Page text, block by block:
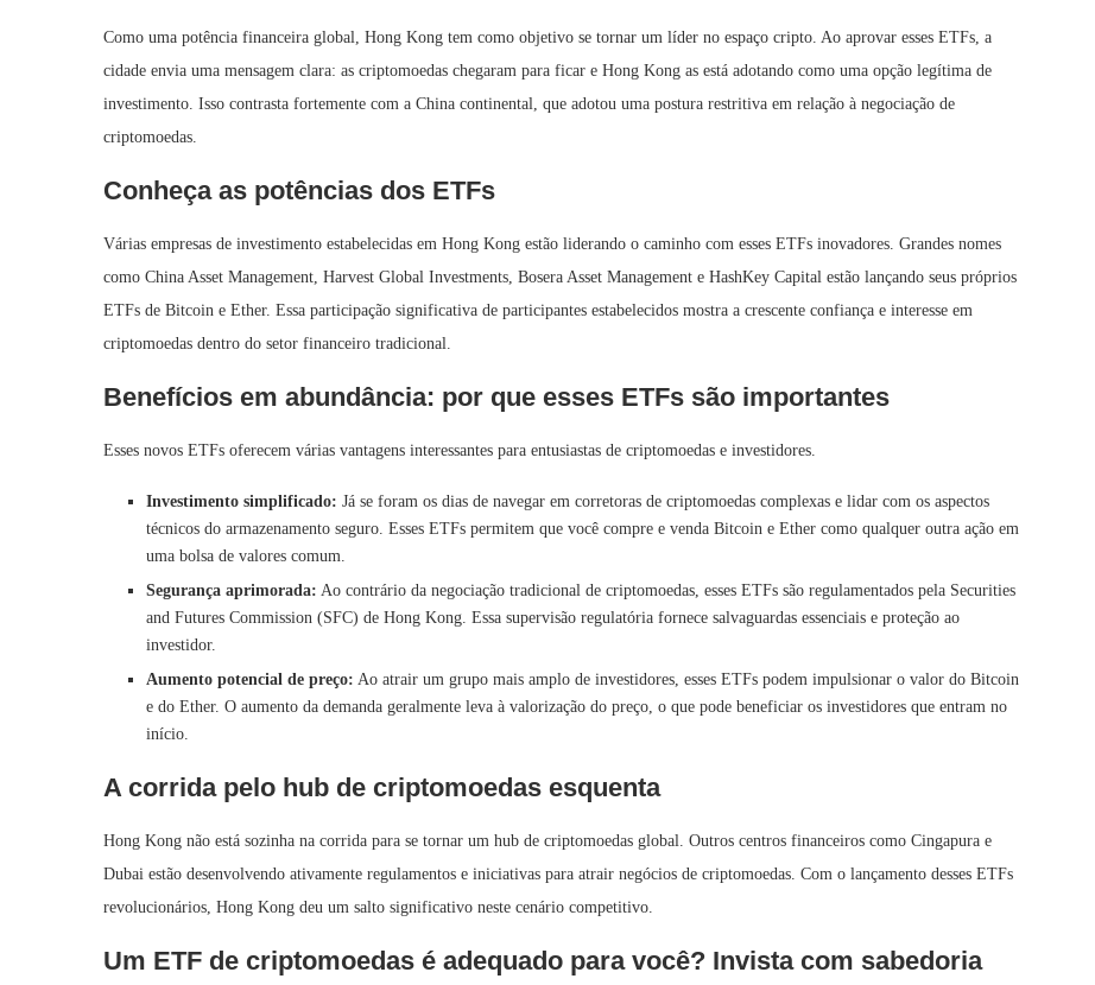
Como uma potência financeira global, Hong Kong tem como objetivo se tornar um líder no espaço cripto. Ao aprovar esses ETFs, a
cidade envia uma mensagem clara: as criptomoedas chegaram para ficar e Hong Kong as está adotando como uma opção legítima de
investimento. Isso contrasta fortemente com a China continental, que adotou uma postura restritiva em relação à negociação de
criptomoedas.
Conheça as potências dos ETFs
Várias empresas de investimento estabelecidas em Hong Kong estão liderando o caminho com esses ETFs inovadores. Grandes nomes
como China Asset Management, Harvest Global Investments, Bosera Asset Management e HashKey Capital estão lançando seus próprios
ETFs de Bitcoin e Ether. Essa participação significativa de participantes estabelecidos mostra a crescente confiança e interesse em
criptomoedas dentro do setor financeiro tradicional.
Benefícios em abundância: por que esses ETFs são importantes
Esses novos ETFs oferecem várias vantagens interessantes para entusiastas de criptomoedas e investidores.
Investimento simplificado: Já se foram os dias de navegar em corretoras de criptomoedas complexas e lidar com os aspectos
técnicos do armazenamento seguro. Esses ETFs permitem que você compre e venda Bitcoin e Ether como qualquer outra ação em
uma bolsa de valores comum.
Segurança aprimorada: Ao contrário da negociação tradicional de criptomoedas, esses ETFs são regulamentados pela Securities
and Futures Commission (SFC) de Hong Kong. Essa supervisão regulatória fornece salvaguardas essenciais e proteção ao
investidor.
Aumento potencial de preço: Ao atrair um grupo mais amplo de investidores, esses ETFs podem impulsionar o valor do Bitcoin
e do Ether. O aumento da demanda geralmente leva à valorização do preço, o que pode beneficiar os investidores que entram no
início.
A corrida pelo hub de criptomoedas esquenta
Hong Kong não está sozinha na corrida para se tornar um hub de criptomoedas global. Outros centros financeiros como Cingapura e
Dubai estão desenvolvendo ativamente regulamentos e iniciativas para atrair negócios de criptomoedas. Com o lançamento desses ETFs
revolucionários, Hong Kong deu um salto significativo neste cenário competitivo.
Um ETF de criptomoedas é adequado para você? Invista com sabedoria